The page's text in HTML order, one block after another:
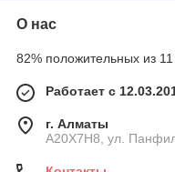
О нас
82% положительных из 11
Работает с
г. Алматы
A20X7H8, ул.